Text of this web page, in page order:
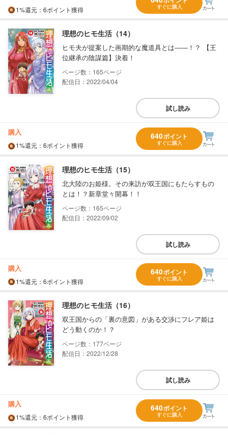
1%還元 ：6ポイント獲得 すぐに購入
理想のヒモ生活（14）
ヒモ夫が提案した画期的な魔道具とは――！？ 【王
位継承の陰謀篇】決着！
165
配信日：2022/04/04
試し読み
購入
1%還元 ：6ポイント獲得
640ポイント
すぐに購入
理想のヒモ生活（15）
北大陸のお姫様。その来訪が双王国にもたらすもの
とは！？新章堂々開幕！！
165
配信日：2022/09/02
試し読み
購入
1%還元 ：6ポイント獲得
640ポイント
すぐに購入
理想のヒモ生活（16）
双王国からの「裏の意図」がある交渉にフレア姫は
どう動くのか！？
177
配信日：2022/12/28
試し読み
購入
1%還元 ：6ポイント獲得
640ポイント
すぐに購入